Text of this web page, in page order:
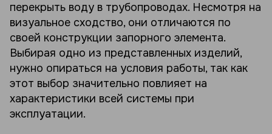
перекрыть воду в трубопроводах. Несмотря на
визуальное сходство, они отличаются по
своей конструкции запорного элемента.
Выбирая одно из представленных изделий,
нужно опираться на условия работы, так как
этот выбор значительно повлияет на
характеристики всей системы при
эксплуатации.